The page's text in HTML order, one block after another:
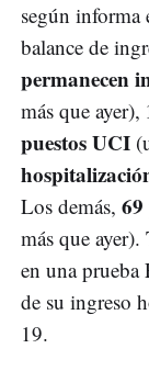
según informa
balance de
permanecen
más que ayer),
puestos UCI
Los demás, 69
más que
en una prueba
de su ingreso
19.